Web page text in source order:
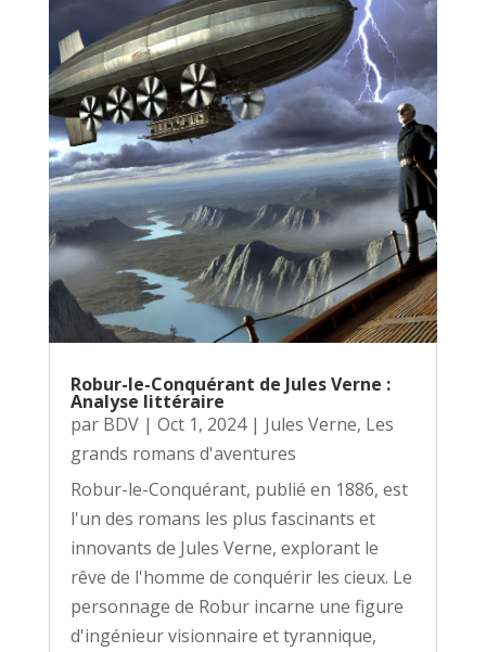
Robur-le-Conquérant de Jules Verne :
Analyse littéraire
par BDV| Oct 1, 2024| Jules Verne, Les
grands romans d'aventures
Robur-le-Conquérant, publié en 1886, est
l'un des romans les plus fascinants et
innovants de Jules Verne, explorant le
rêve de l'homme de conquérir les cieux. Le
personnage de Robur incarne une figure
d'ingénieur visionnaire et tyrannique,